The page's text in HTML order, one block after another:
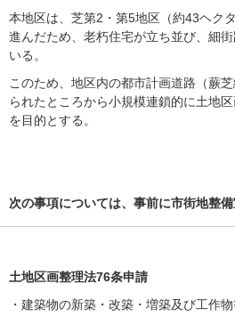
本地区は、芝第2・第5地区（約43ヘク
進んだため、老朽住宅が立ち並び、細
いる。
このため、地区内の都市計画道路（蕨
られたところから小規模連鎖的に土地
を目的とする。
次の事項については、事前に市街地整
土地区画整理法76条申請
・建築物の新築・改築・増築及び工作